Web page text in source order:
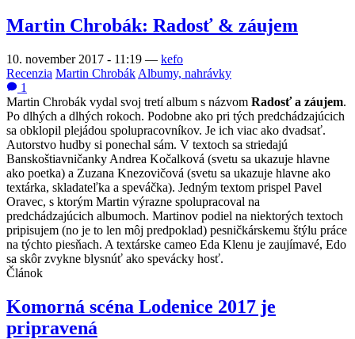
Martin Chrobák: Radosť & záujem
10. november 2017 - 11:19 — kefo
Recenzia Martin Chrobák Albumy, nahrávky
1
Martin Chrobák vydal svoj tretí album s názvom Radosť a záujem.
Po dlhých a dlhých rokoch. Podobne ako pri tých predchádzajúcich
sa obklopil plejádou spolupracovníkov. Je ich viac ako dvadsať.
Autorstvo hudby si ponechal sám. V textoch sa striedajú
Banskoštiavničanky Andrea Kočalková (svetu sa ukazuje hlavne
ako poetka) a Zuzana Knezovičová (svetu sa ukazuje hlavne ako
textárka, skladateľka a speváčka). Jedným textom prispel Pavel
Oravec, s ktorým Martin výrazne spolupracoval na
predchádzajúcich albumoch. Martinov podiel na niektorých textoch
pripisujem (no je to len môj predpoklad) pesničkárskemu štýlu práce
na týchto piesňach. A textárske cameo Eda Klenu je zaujímavé, Edo
sa skôr zvykne blysnúť ako spevácky hosť.
Článok
Komorná scéna Lodenice 2017 je
pripravená